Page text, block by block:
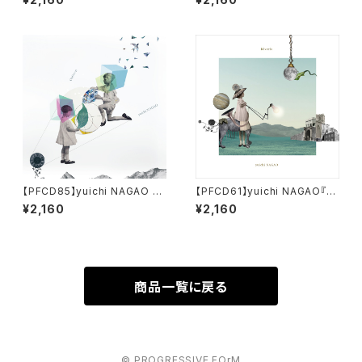
【PFCD85】yuichi NAGAO "O
blivion" CD
¥2,160
【PFCD61】yuichi NAGAO『R
êverie』
¥2,160
商品一覧に戻る